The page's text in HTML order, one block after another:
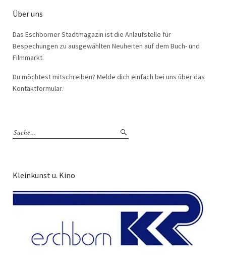
Über uns
Das Eschborner Stadtmagazin ist die Anlaufstelle für
Bespechungen zu ausgewählten Neuheiten auf dem Buch- und
Filmmarkt.
Du möchtest mitschreiben? Melde dich einfach bei uns über das
Kontaktformular.
Kleinkunst u. Kino